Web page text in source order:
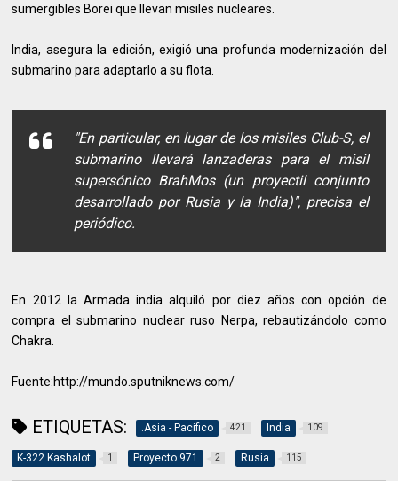
sumergibles Borei que llevan misiles nucleares.
India, asegura la edición, exigió una profunda modernización del
submarino para adaptarlo a su flota.
"En particular, en lugar de los misiles Club-S, el
submarino llevará lanzaderas para el misil
supersónico BrahMos (un proyectil conjunto
desarrollado por Rusia y la India)", precisa el
periódico.
En 2012 la Armada india alquiló por diez años con opción de
compra el submarino nuclear ruso Nerpa, rebautizándolo como
Chakra.
Fuente:http://mundo.sputniknews.com/
ETIQUETAS: .Asia - Pacifico 421 India 109
K-322 Kashalot 1 Proyecto 971 2 Rusia 115